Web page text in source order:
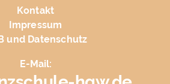
Kontakt
Impressum
und Datenschutz
E-Mail: